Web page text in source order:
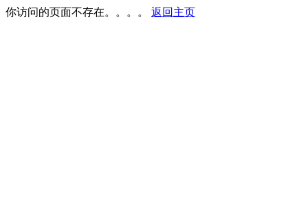
你访问的页面不存在。。。。 返回主页